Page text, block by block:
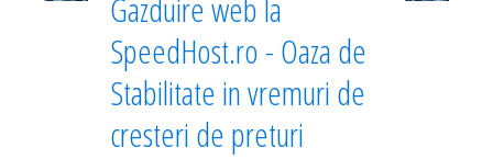
Gazduire web la
SpeedHost.ro - Oaza de
Stabilitate in vremuri de
cresteri de preturi